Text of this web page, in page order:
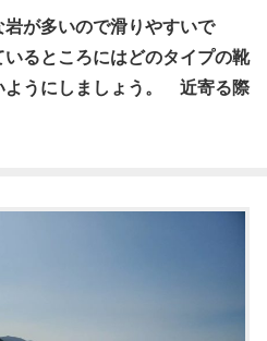
が多いので滑りやすいで
ところにはどのタイプの靴
ようにしましょう。 近寄る際